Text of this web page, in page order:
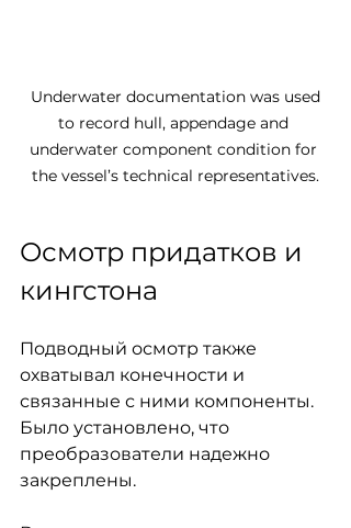
Underwater documentation was used
to record hull, appendage and
underwater component condition for
the vessel’s technical representatives.
Осмотр придатков и
кингстона
Подводный осмотр также
охватывал конечности и
связанные с ними компоненты.
Было установлено, что
преобразователи надежно
закреплены.